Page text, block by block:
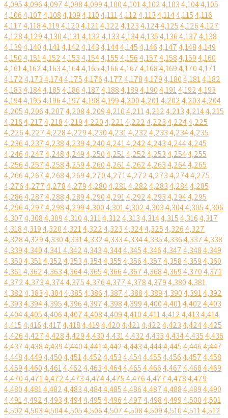
4,0954,0964,0974,0984,0994,1004,1014,1024,1034,1044,105
4,1064,1074,1084,1094,1104,1114,1124,1134,1144,1154,116
4,1174,1184,1194,1204,1214,1224,1234,1244,1254,1264,127
4,1284,1294,1304,1314,1324,1334,1344,1354,1364,1374,138
4,1394,1404,1414,1424,1434,1444,1454,1464,1474,1484,149
4,1504,1514,1524,1534,1544,1554,1564,1574,1584,1594,160
4,1614,1624,1634,1644,1654,1664,1674,1684,1694,1704,171
4,1724,1734,1744,1754,1764,1774,1784,1794,1804,1814,182
4,1834,1844,1854,1864,1874,1884,1894,1904,1914,1924,193
4,1944,1954,1964,1974,1984,1994,2004,2014,2024,2034,204
4,2054,2064,2074,2084,2094,2104,2114,2124,2134,2144,215
4,2164,2174,2184,2194,2204,2214,2224,2234,2244,225
4,2264,2274,2284,2294,2304,2314,2324,2334,2344,235
4,2364,2374,2384,2394,2404,2414,2424,2434,2444,245
4,2464,2474,2484,2494,2504,2514,2524,2534,2544,255
4,2564,2574,2584,2594,2604,2614,2624,2634,2644,265
4,2664,2674,2684,2694,2704,2714,2724,2734,2744,275
4,2764,2774,2784,2794,2804,2814,2824,2834,2844,285
4,2864,2874,2884,2894,2904,2914,2924,2934,2944,295
4,2964,2974,2984,2994,3004,3014,3024,3034,3044,3054,306
4,3074,3084,3094,3104,3114,3124,3134,3144,3154,3164,317
4,3184,3194,3204,3214,3224,3234,3244,3254,3264,327
4,3284,3294,3304,3314,3324,3334,3344,3354,3364,3374,338
4,3394,3404,3414,3424,3434,3444,3454,3464,3474,3484,349
4,3504,3514,3524,3534,3544,3554,3564,3574,3584,3594,360
4,3614,3624,3634,3644,3654,3664,3674,3684,3694,3704,371
4,3724,3734,3744,3754,3764,3774,3784,3794,3804,381
4,3824,3834,3844,3854,3864,3874,3884,3894,3904,3914,392
4,3934,3944,3954,3964,3974,3984,3994,4004,4014,4024,403
4,4044,4054,4064,4074,4084,4094,4104,4114,4124,4134,414
4,4154,4164,4174,4184,4194,4204,4214,4224,4234,4244,425
4,4264,4274,4284,4294,4304,4314,4324,4334,4344,4354,436
4,4374,4384,4394,4404,4414,4424,4434,4444,4454,4464,447
4,4484,4494,4504,4514,4524,4534,4544,4554,4564,4574,458
4,4594,4604,4614,4624,4634,4644,4654,4664,4674,4684,469
4,4704,4714,4724,4734,4744,4754,4764,4774,4784,479
4,4804,4814,4824,4834,4844,4854,4864,4874,4884,4894,490
4,4914,4924,4934,4944,4954,4964,4974,4984,4994,5004,501
4,5024,5034,5044,5054,5064,5074,5084,5094,5104,5114,512